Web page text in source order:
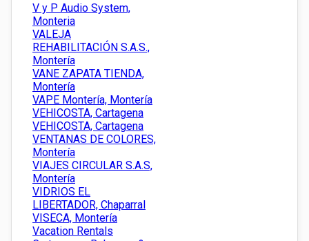
V y P Audio System,
Monteria
VALEJA
REHABILITACIÓN S.A.S.,
Montería
VANE ZAPATA TIENDA,
Montería
VAPE Montería, Montería
VEHICOSTA, Cartagena
VEHICOSTA, Cartagena
VENTANAS DE COLORES,
Montería
VIAJES CIRCULAR S.A.S,
Montería
VIDRIOS EL
LIBERTADOR, Chaparral
VISECA, Montería
Vacation Rentals